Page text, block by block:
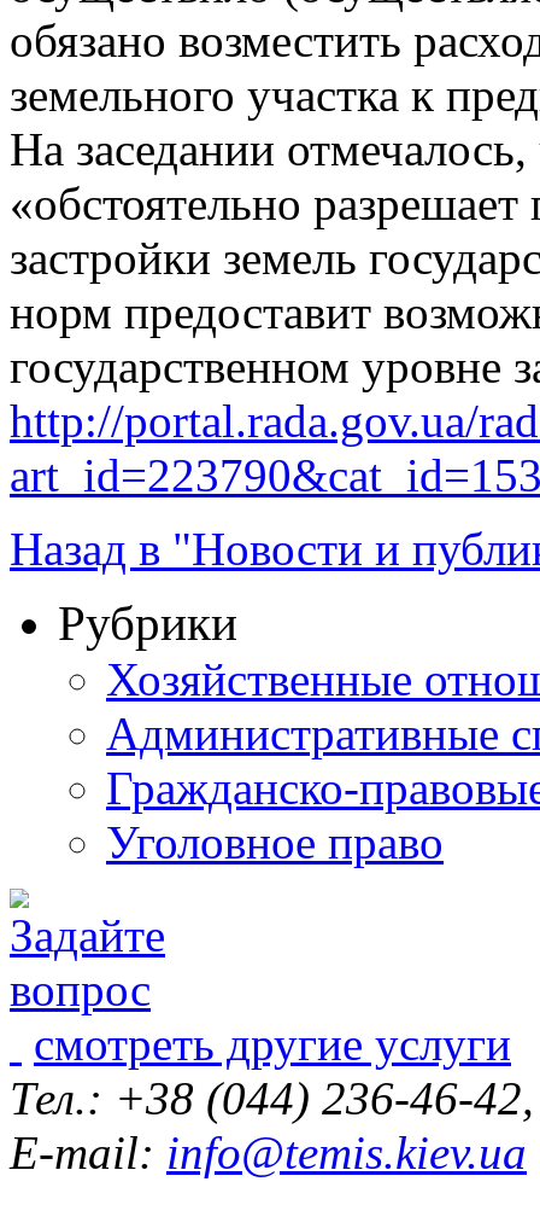
обязано возместить
земельного участка к
На заседании
«обстоятельно
застройки земель
норм предоставит
государственном уровне
http://portal.rada.gov.ua/
Назад в "Новости и
Рубрики
Хозяйственные
Административные
Гражданско-
Уголовное право
смотреть другие услуги
Тел.: +38 (044) 236-46-
E-mail: info@temis.kiev.ua